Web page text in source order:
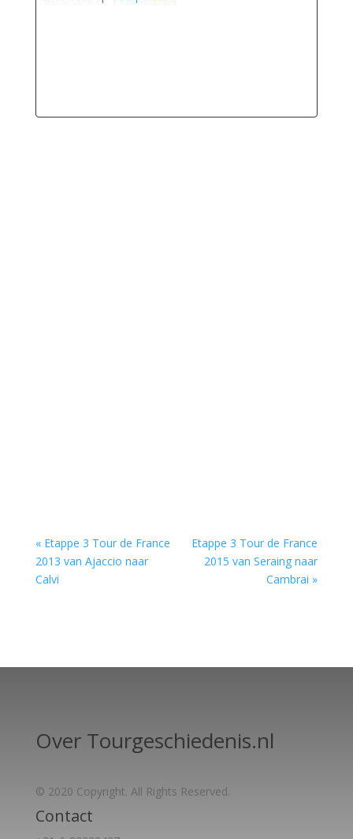
« Etappe 3 Tour de France
2013 van Ajaccio naar
Calvi
Etappe 3 Tour de France
2015 van Seraing naar
Cambrai »
Over Tourgeschiedenis.nl
© 2020 Copyright. All Rights Reserved.
Contact